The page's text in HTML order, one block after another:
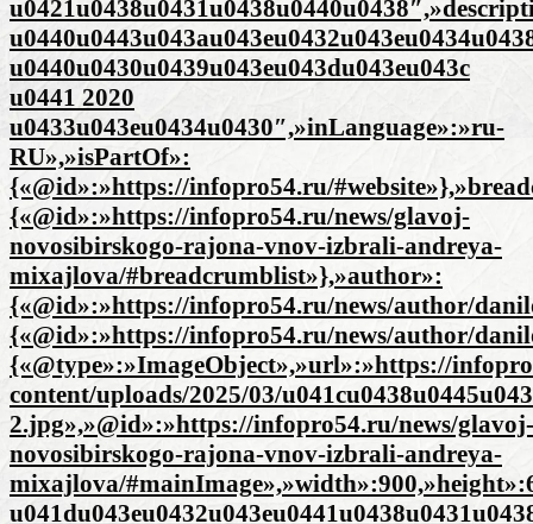
u0440u0430u0439u043eu043du043eu043c
u0441 2020
u0433u043eu0434u0430″,»inLanguage»:»ru-
RU»,»isPartOf»:
{«@id»:»https://infopro54.ru/
{«@id»:»https://infopro54.ru/news/glavoj-
novosibirskogo-rajona-vnov-izbrali-andreya-
mixajlova/#breadcrumblist»},»author»:
{«@id»:»https://infopro54.ru/news/author/
{«@id»:»https://infopro54.ru/news/author/
{«@type»:»ImageObject»,»url»:»https://
content/uploads/2025/03/
2.jpg»,»@id»:»https://infopro54.ru/news/glavoj-
novosibirskogo-rajona-vnov-izbrali-andreya-
mixajlova/